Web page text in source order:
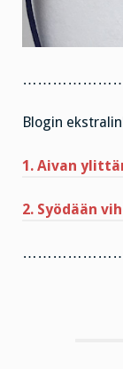
Blogin
1. Aivan
2. Syödään